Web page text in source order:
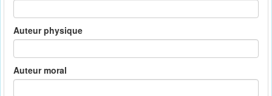
Auteur physique
Auteur moral